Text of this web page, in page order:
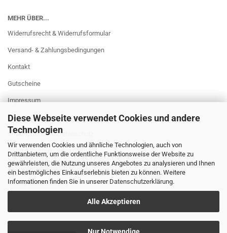
Diese Webseite verwendet Cookies und andere
Technologien
Wir verwenden Cookies und ähnliche Technologien, auch von
Drittanbietern, um die ordentliche Funktionsweise der Website zu
gewährleisten, die Nutzung unseres Angebotes zu analysieren und Ihnen
ein bestmögliches Einkaufserlebnis bieten zu können. Weitere
Informationen finden Sie in unserer Datenschutzerklärung.
Alle Akzeptieren
MEHR ÜBER...
Widerrufsrecht & Widerrufsformular
Versand- & Zahlungsbedingungen
Kontakt
Gutscheine
Impressum
AGB
Privatsphäre und Datenschutz
Datenschutzerklärung DSGVO
RUNDGANG IM LADEN
Cookie Einstellungen